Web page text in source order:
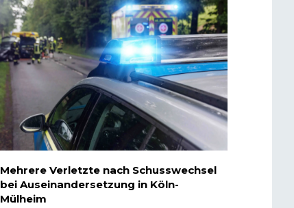
Mehrere Verletzte nach Schusswechsel
bei Auseinandersetzung in Köln-
Mülheim